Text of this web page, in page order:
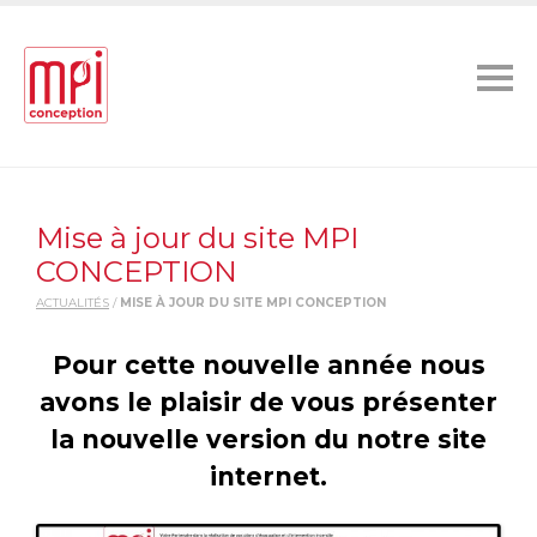
Mise à jour du site MPI
CONCEPTION
ACTUALITÉS / MISE À JOUR DU SITE MPI CONCEPTION
Pour cette nouvelle année nous
avons le plaisir de vous présenter
la nouvelle version du notre site
internet.